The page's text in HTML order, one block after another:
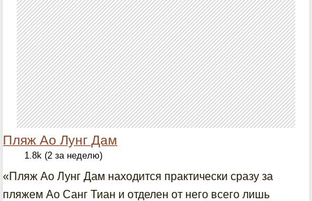
Пляж Ао Лунг Дам
1.8k (2 за неделю)
«Пляж Ао Лунг Дам находится практически сразу за
пляжем Ао Санг Тиан и отделен от него всего лишь